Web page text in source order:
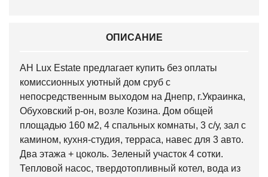
ОПИСАНИЕ
АН Lux Estate предлагает купить без оплаты
комиссионных уютный дом сруб с
непосредственным выходом на Днепр, г.Украинка,
Обуховский р-он, возле Козина. Дом общей
площадью 160 м2, 4 спальных комнаты, 3 с/у, зал с
камином, кухня-студия, терраса, навес для 3 авто.
Два этажа + цоколь. Зеленый участок 4 сотки.
Тепловой насос, твердотопливный котел, вода из